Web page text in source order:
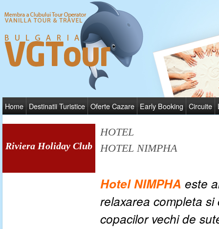
Home Destinatii Turistice Oferte Cazare Early Booking Circuite
Riviera Holiday Club
HOTEL
HOTEL NIMPHA
Hotel NIMPHA este
relaxarea completa
copacilor vechi de